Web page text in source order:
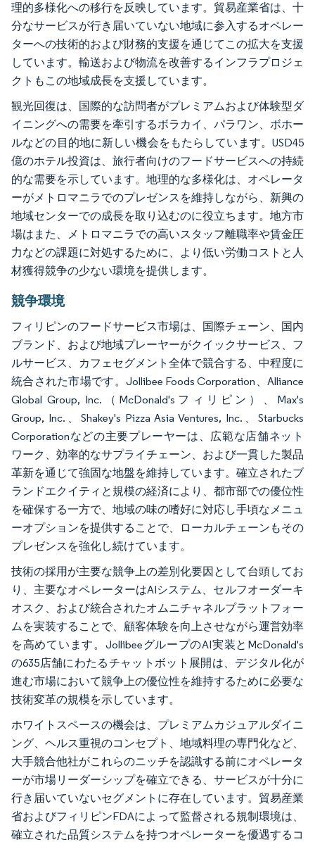
理的多様化への移行を反映しています。貿易産業省は、十
分なサービスが行き届いていない地域に参入するオペレー
ターへの技術的および財務的支援を通じてこの拡大を支援
しています。輸送および物流を改善するインフラプロジェ
クトもこの地域成長を支援しています。
観光回復は、国際的な訪問者がプレミアムおよび体験型ダ
イニングへの需要を牽引するボラカイ、パラワン、ボホー
ルなどの目的地に新しい機会をもたらしています。USD45
億のホテル投資は、旅行者向けのフードサービスへの持続
的な需要を示しています。地理的な多様化は、オペレータ
ーがメトロマニラでのプレゼンスを維持しながら、新興の
地域センターでの成長を取り込むのに役立ちます。地方市
場はまた、メトロマニラでの高いスタッフ離職率や賃金圧
力などの課題に対処するために、より低い労働コストと人
材獲得競争の少ない環境を提供します。
競争環境
フィリピンのフードサービス市場は、国際チェーン、国内
ブランド、および地域プレーヤーがクイックサービス、フ
ルサービス、カフェセグメント全体で競合する、中程度に
統合された市場です。Jollibee Foods Corporation、Alliance
Global Group, Inc.（McDonald'sフィリピン）、Max's
Group, Inc.、Shakey's Pizza Asia Ventures, Inc.、Starbucks
Corporationなどの主要プレーヤーは、広範な店舗ネット
ワーク、効率的なサプライチェーン、および一貫した製品
革新を通じて強固な地盤を維持しています。確立されたブ
ランドエクイティと規模の経済により、都市部での優位性
を確保する一方で、地域の味の嗜好に対応し手頃なメニュ
ーオプションを提供することで、ローカルチェーンもその
プレゼンスを強化し続けています。
技術の採用が主要な競争上の差別化要因として台頭してお
り、主要なオペレーターはAIシステム、セルフオーダーキ
オスク、および統合されたオムニチャネルプラットフォー
ムを実装することで、顧客体験を向上させながら運営効率
を高めています。JollibeeグループのAI実装とMcDonald's
の635店舗にわたるチャットボット展開は、デジタル化が
進む市場において競争上の優位性を維持するために必要な
技術変革の規模を示しています。
ホワイトスペースの機会は、プレミアムカジュアルダイニ
ング、ヘルス重視のコンセプト、地域料理の専門化など、
大手競合他社がこれらのニッチを認識する前にオペレータ
ーが市場リーダーシップを確立できる、サービスが十分に
行き届いていないセグメントに存在しています。貿易産業
省およびフィリピンFDAによって監督される規制環境は、
確立された品質システムを持つオペレーターを優遇するコ